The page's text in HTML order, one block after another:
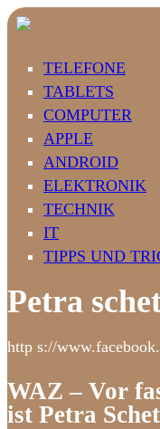
TELEFONE
TABLETS
COMPUTER
APPLE
ANDROID
ELEKTRONIK
TECHNIK
IT
TIPPS UND
Petra
http s://
WAZ – Vor
ist Petra